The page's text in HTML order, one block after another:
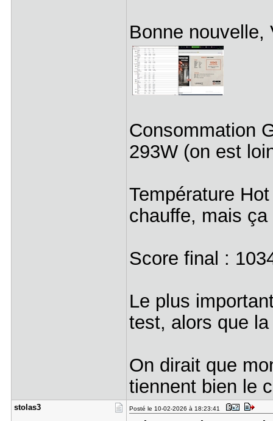
Bonne nouvelle,
Consommation
293W (on est
Température
chauffe, mais ça
Score final :
Le plus
test, alors que
On dirait que
tiennent bien le
stolas3 Posté le 10-02-2026 à 18:23:41